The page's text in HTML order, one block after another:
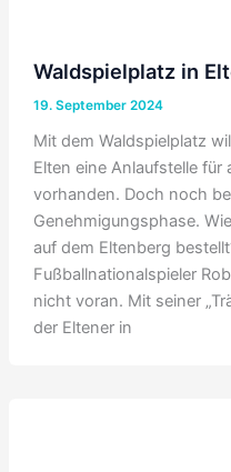
Waldspielplatz in
19. September 2024
Mit dem Waldspielplatz
Elten eine Anlaufstelle für
vorhanden. Doch noch
Genehmigungsphase.
auf dem Eltenberg
Fußballnationalspieler
nicht voran. Mit seiner
der Eltener in